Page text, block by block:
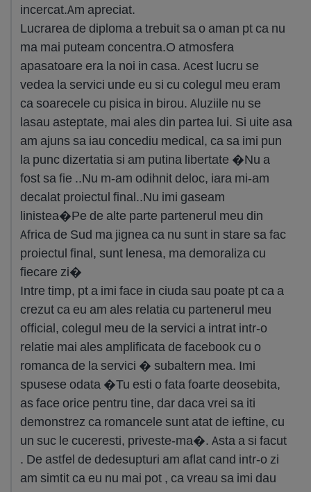
incercat.Am apreciat.
Lucrarea de diploma a trebuit sa o aman pt ca nu
ma mai puteam concentra.O atmosfera
apasatoare era la noi in casa. Acest lucru se
vedea la servici unde eu si cu colegul meu eram
ca soarecele cu pisica in birou. Aluziile nu se
lasau asteptate, mai ales din partea lui. Si uite asa
am ajuns sa iau concediu medical, ca sa imi pun
la punc dizertatia si am putina libertate �Nu a
fost sa fie ..Nu m-am odihnit deloc, iara mi-am
decalat proiectul final..Nu imi gaseam
linistea�Pe de alte parte partenerul meu din
Africa de Sud ma jignea ca nu sunt in stare sa fac
proiectul final, sunt lenesa, ma demoraliza cu
fiecare zi�
Intre timp, pt a imi face in ciuda sau poate pt ca a
crezut ca eu am ales relatia cu partenerul meu
official, colegul meu de la servici a intrat intr-o
relatie mai ales amplificata de facebook cu o
romanca de la servici � subaltern mea. Imi
spusese odata �Tu esti o fata foarte deosebita,
as face orice pentru tine, dar daca vrei sa iti
demonstrez ca romancele sunt atat de ieftine, cu
un suc le cuceresti, priveste-ma�. Asta a si facut
. De astfel de dedesupturi am aflat cand intr-o zi
am simtit ca eu nu mai pot , ca vreau sa imi dau